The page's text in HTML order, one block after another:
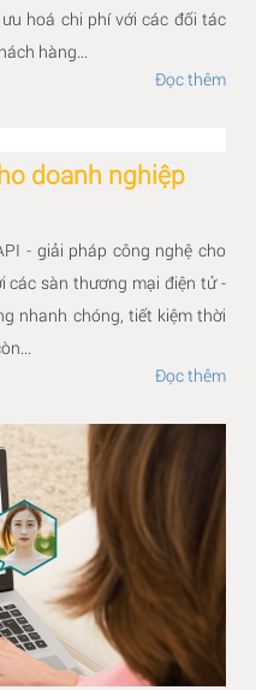
hoá chi phí với các đối tác
hàng...
Đọc thêm
doanh nghiệp
- giải pháp công nghệ cho
các sàn thương mại điện tử -
nhanh chóng, tiết kiệm thời
Đọc thêm